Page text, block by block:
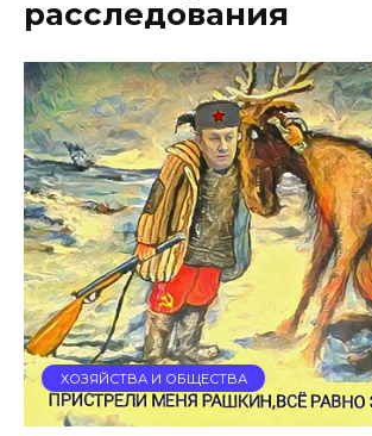
расследования
ХОЗЯЙСТВА И ОБЩЕСТВА